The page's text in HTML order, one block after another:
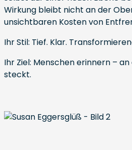
Wirkung bleibt nicht an der
unsichtbaren Kosten von
Ihr Stil: Tief. Klar.
Ihr Ziel: Menschen erinnern –
steckt.